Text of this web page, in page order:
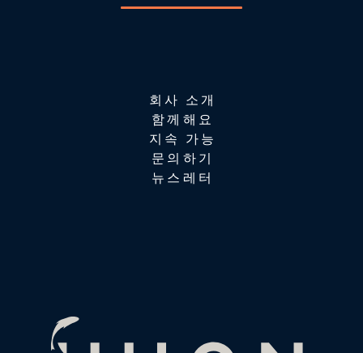
회사 소개
함께해요
지속 가능
문의하기
뉴스레터